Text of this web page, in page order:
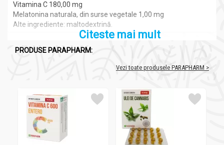
Vitamina C 180,00 mg
Melatonina naturala, din surse vegetale 1,00 mg
Alte ingrediente: maltodextrină.
Recomandari
Bio melatonina C 30cps - PARAPHARM
Producţia de melatonină în organism începe seara, după
apusul soarelui, în lipsa luminii. Prezenţa luminii artificiale
poate împiedica acest proces. La fel şi cu înaintarea în vârstă
scade producţia de melatonină a organismului. Melatonina
contribuie la atenuarea tulburărilor de somn şi la reducerea
timpului necesar pentru a adormi.
Citeste mai mult
PRODUSE PARAPHARM:
Vezi toate produsele PARAPHARM >